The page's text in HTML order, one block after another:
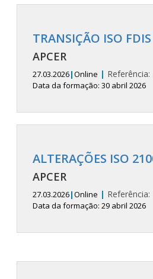
TRANSIÇÃO ISO
APCER
27.03.2026|Online | Referência:
Data da formação: 30 abril 2026
ALTERAÇÕES ISO
APCER
27.03.2026|Online | Referência:
Data da formação: 29 abril 2026